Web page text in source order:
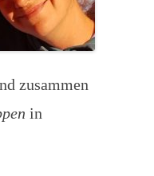
zusammen
in